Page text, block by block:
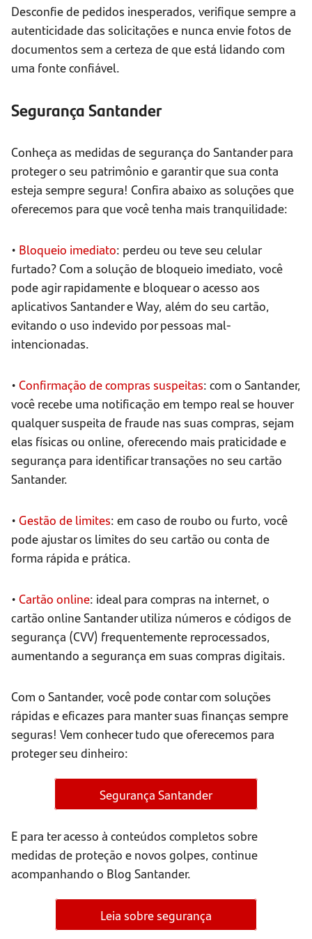
Desconfie de pedidos inesperados, verifique sempre a
autenticidade das solicitações e nunca envie fotos de
documentos sem a certeza de que está lidando com
uma fonte confiável.
Segurança Santander
Conheça as medidas de segurança do Santander para
proteger o seu patrimônio e garantir que sua conta
esteja sempre segura! Confira abaixo as soluções que
oferecemos para que você tenha mais tranquilidade:
• Bloqueio imediato: perdeu ou teve seu celular
furtado? Com a solução de bloqueio imediato, você
pode agir rapidamente e bloquear o acesso aos
aplicativos Santander e Way, além do seu cartão,
evitando o uso indevido por pessoas mal-
intencionadas.
• Confirmação de compras suspeitas: com o Santander,
você recebe uma notificação em tempo real se houver
qualquer suspeita de fraude nas suas compras, sejam
elas físicas ou online, oferecendo mais praticidade e
segurança para identificar transações no seu cartão
Santander.
• Gestão de limites: em caso de roubo ou furto, você
pode ajustar os limites do seu cartão ou conta de
forma rápida e prática.
• Cartão online: ideal para compras na internet, o
cartão online Santander utiliza números e códigos de
segurança (CVV) frequentemente reprocessados,
aumentando a segurança em suas compras digitais.
Com o Santander, você pode contar com soluções
rápidas e eficazes para manter suas finanças sempre
seguras! Vem conhecer tudo que oferecemos para
proteger seu dinheiro:
Segurança Santander
E para ter acesso à conteúdos completos sobre
medidas de proteção e novos golpes, continue
acompanhando o Blog Santander.
Leia sobre segurança